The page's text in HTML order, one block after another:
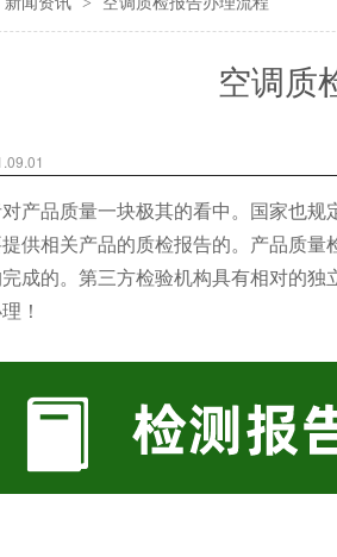
空调质
产品质量一块极其的看中。国家也
供相关产品的质检报告的。产品质
成的。第三方检验机构具有相对的
！